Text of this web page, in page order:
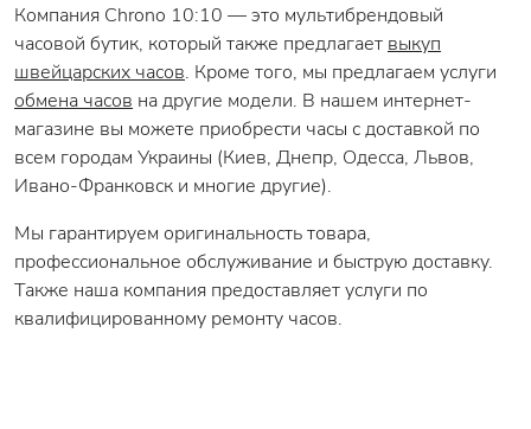
Компания Chrono 10:10 — это мультибрендовый
часовой бутик, который также предлагает выкуп
швейцарских часов. Кроме того, мы предлагаем услуги
обмена часов на другие модели. В нашем интернет-
магазине вы можете приобрести часы с доставкой по
всем городам Украины (Киев, Днепр, Одесса, Львов,
Ивано-Франковск и многие другие).
Мы гарантируем оригинальность товара,
профессиональное обслуживание и быструю доставку.
Также наша компания предоставляет услуги по
квалифицированному ремонту часов.